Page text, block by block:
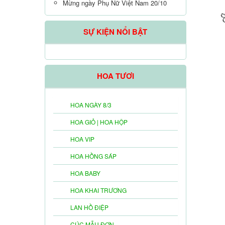
Mừng ngày Phụ Nữ Việt Nam 20/10
SỰ KIỆN NỔI BẬT
HOA TƯƠI
HOA NGÀY 8/3
HOA GIỎ | HOA HỘP
HOA VIP
HOA HỒNG SÁP
HOA BABY
HOA KHAI TRƯƠNG
LAN HỒ ĐIỆP